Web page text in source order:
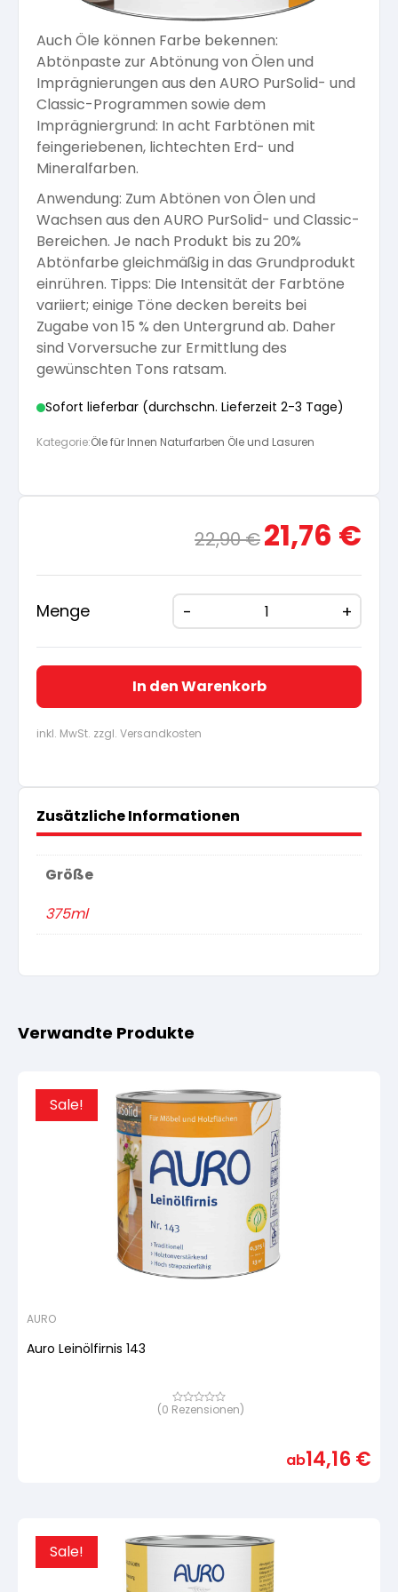
Öle für Außen
Pflege und Reinigung
Versiegelung für Beton
Pflege
Kalkfarben
Anti Schimmelfarbe
Isolierfarben
Latexfarben
Spezialfarben
Silikatfarben
Pflege und Reinigung
Spezialprodukte
Arbeitshandschuhe
Dichtmassen
Farbwalzen
Pinsel und Bürsten
Schleifmittel
Auch Öle können Farbe bekennen:
Abtönpaste zur Abtönung von Ölen und
Imprägnierungen aus den AURO PurSolid- und
Classic-Programmen sowie dem
Imprägniergrund: In acht Farbtönen mit
feingeriebenen, lichtechten Erd- und
Mineralfarben.
Anwendung: Zum Abtönen von Ölen und
Wachsen aus den AURO PurSolid- und Classic-
Bereichen. Je nach Produkt bis zu 20%
Abtönfarbe gleichmäßig in das Grundprodukt
einrühren. Tipps: Die Intensität der Farbtöne
variiert; einige Töne decken bereits bei
Zugabe von 15 % den Untergrund ab. Daher
sind Vorversuche zur Ermittlung des
gewünschten Tons ratsam.
Sofort lieferbar (durchschn. Lieferzeit 2-3 Tage)
Kategorie:Öle für Innen Naturfarben Öle und Lasuren
22,90€
Ursprünglicher
Preis
21,76 €
Menge
In den Warenkorb
inkl. MwSt. zzgl. Versandkosten
Zusätzliche Informationen
Größe
375ml
Verwandte Produkte
Sale!
AURO
Auro Leinölfirnis 143
Bewertet
(0 Rezensionen)
ab14,16€
Sale!